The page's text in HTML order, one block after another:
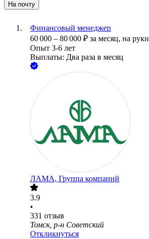
На почту
Финансовый менеджер
60 000 – 80 000 ₽ за месяц, на руки
Опыт 3-6 лет
Выплаты: Два раза в месяц
ЛАМА, Группа компаний
3.9
•
331 отзыв
Томск, р-н Советский
Откликнуться